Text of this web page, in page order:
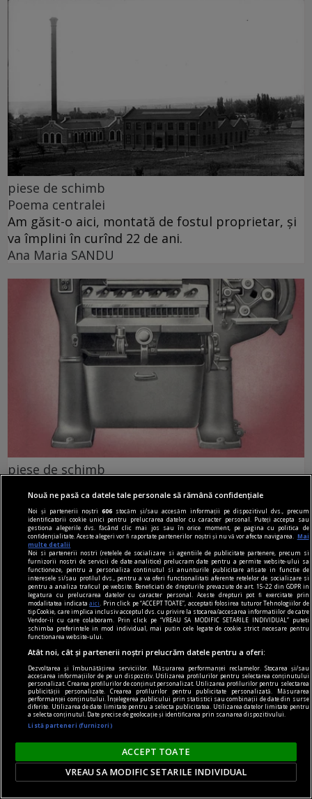
piese de schimb
Poema centralei
Am găsit-o aici, montată de fostul proprietar, și
va împlini în curînd 22 de ani.
Ana Maria SANDU
piese de schimb
Sperăm ca prin aceste considerații elementare să
vă fi trezit dorința de a afla mai multe aspecte
legate de acest capitol și curiozitatea de a
urmări mai îndeaproape subiectul.
piese de schimb
(Sub)ansambluri cognitive
Nouă ne pasă ca datele tale personale să rămână confidențiale
Noi și partenerii noștri606 stocăm și/sau accesăm informații pe dispozitivul dvs., precum
identificatorii cookie unici pentru prelucrarea datelor cu caracter personal. Puteți accepta sau
gestiona alegerile dvs. făcând clic mai jos sau în orice moment, pe pagina cu politica de
confidențialitate. Aceste alegeri vor fi raportate partenerilor noștri și nu vă vor afecta navigarea.
Mai
multe detalii
Noi si partenerii nostri (retelele de socializare si agentiile de publicitate partenere, precum si
furnizorii nostri de servicii de date analitice) prelucram date pentru a permite website-ului sa
functioneze, pentru a personaliza continutul si anunturile publicitare afisate in functie de
interesele si/sau profilul dvs., pentru a va oferi functionalitati aferente retelelor de socializare si
pentru a analiza traficul pe website. Beneficiati de drepturile prevazute de art. 15-22 din GDPR in
legatura cu prelucrarea datelor cu caracter personal. Aceste drepturi pot fi exercitate prin
modalitatea indicataaici
. Prin click pe “ACCEPT TOATE”, acceptati folosirea tuturor Tehnologiilor de
tip Cookie, care implica inclusiv acceptul dvs. cu privire la stocarea/accesarea informatiilor de catre
Vendor-ii cu care colaboram. Prin click pe “VREAU SA MODIFIC SETARILE INDIVIDUAL” puteti
schimba preferintele in mod individual, mai putin cele legate de cookie strict necesare pentru
functionarea website-ului.
Atât noi, cât și partenerii noștri prelucrăm datele pentru a oferi:
Dezvoltarea și îmbunătățirea serviciilor. Măsurarea performanței reclamelor. Stocarea și/sau
accesarea informațiilor de pe un dispozitiv. Utilizarea profilurilor pentru selectarea conținutului
personalizat. Crearea profilurilor de conținut personalizat. Utilizarea profilurilor pentru selectarea
publicității personalizate. Crearea profilurilor pentru publicitate personalizată. Măsurarea
performanței conținutului. Înțelegerea publicului prin statistici sau combinații de date din surse
diferite. Utilizarea de date limitate pentru a selecta publicitatea. Utilizarea datelor limitate pentru
a selecta conținutul. Date precise de geolocație și identificarea prin scanarea dispozitivului.
Listă parteneri (furnizori)
ACCEPT TOATE
VREAU SA MODIFIC SETARILE INDIVIDUAL